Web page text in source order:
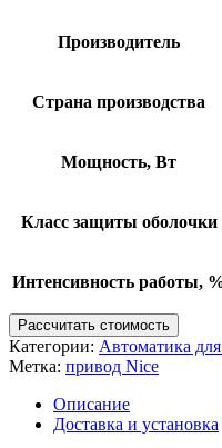
Производитель
Страна производства
Мощность, Вт
Класс защиты оболочки
Интенсивность работы,
Рассчитать стоимость
Категории: Автоматика
Метка: привод Nice
Описание
Доставка и установка